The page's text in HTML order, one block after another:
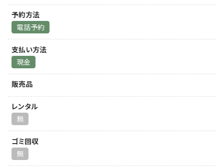
予約方法
電話予約
支払い方法
現金
販売品
レンタル
無
ゴミ回収
無